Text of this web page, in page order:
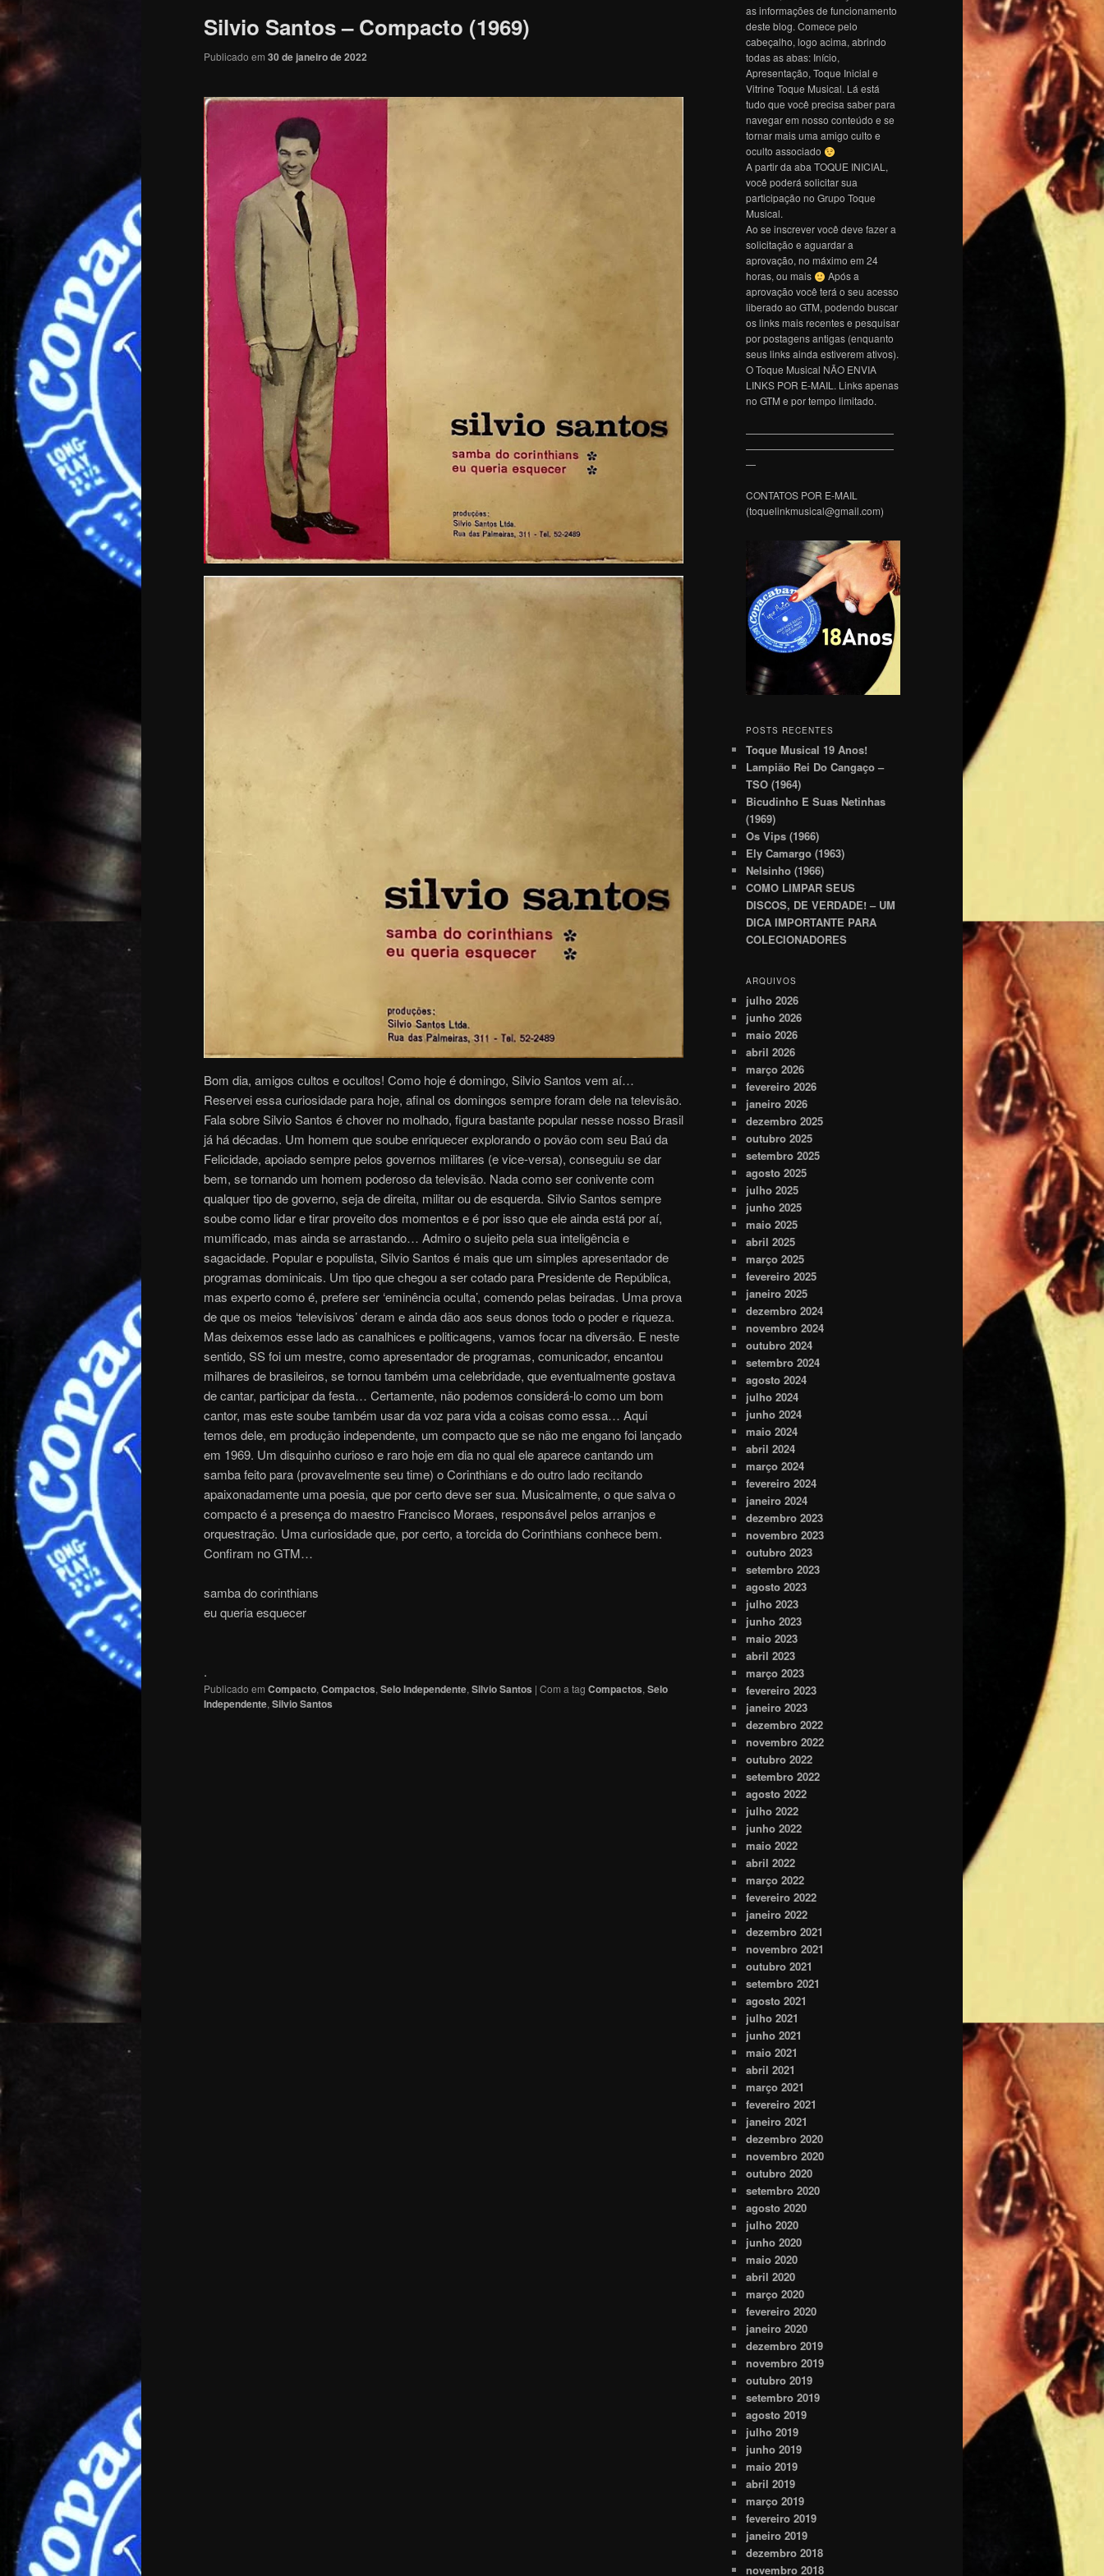
Silvio Santos – Compacto (1969)
Publicado em 30 de janeiro de 2022
Bom dia, amigos cultos e ocultos! Como hoje é domingo, Silvio Santos vem aí…
Reservei essa curiosidade para hoje, afinal os domingos sempre foram dele na televisão.
Fala sobre Silvio Santos é chover no molhado, figura bastante popular nesse nosso Brasil
já há décadas. Um homem que soube enriquecer explorando o povão com seu Baú da
Felicidade, apoiado sempre pelos governos militares (e vice-versa), conseguiu se dar
bem, se tornando um homem poderoso da televisão. Nada como ser conivente com
qualquer tipo de governo, seja de direita, militar ou de esquerda. Silvio Santos sempre
soube como lidar e tirar proveito dos momentos e é por isso que ele ainda está por aí,
mumificado, mas ainda se arrastando… Admiro o sujeito pela sua inteligência e
sagacidade. Popular e populista, Silvio Santos é mais que um simples apresentador de
programas dominicais. Um tipo que chegou a ser cotado para Presidente de República,
mas experto como é, prefere ser ‘eminência oculta’, comendo pelas beiradas. Uma prova
de que os meios ‘televisivos’ deram e ainda dão aos seus donos todo o poder e riqueza.
Mas deixemos esse lado as canalhices e politicagens, vamos focar na diversão. E neste
sentido, SS foi um mestre, como apresentador de programas, comunicador, encantou
milhares de brasileiros, se tornou também uma celebridade, que eventualmente gostava
de cantar, participar da festa… Certamente, não podemos considerá-lo como um bom
cantor, mas este soube também usar da voz para vida a coisas como essa… Aqui
temos dele, em produção independente, um compacto que se não me engano foi lançado
em 1969. Um disquinho curioso e raro hoje em dia no qual ele aparece cantando um
samba feito para (provavelmente seu time) o Corinthians e do outro lado recitando
apaixonadamente uma poesia, que por certo deve ser sua. Musicalmente, o que salva o
compacto é a presença do maestro Francisco Moraes, responsável pelos arranjos e
orquestração. Uma curiosidade que, por certo, a torcida do Corinthians conhece bem.
Confiram no GTM…
samba do corinthians
eu queria esquecer
.
Publicado em Compacto, Compactos, Selo Independente, Silvio Santos | Com a tag Compactos, Selo
Independente, Silvio Santos
as informações de funcionamento
deste blog. Comece pelo
cabeçalho, logo acima, abrindo
todas as abas: Início,
Apresentação, Toque Inicial e
Vitrine Toque Musical. Lá está
tudo que você precisa saber para
navegar em nosso conteúdo e se
tornar mais uma amigo culto e
oculto associado
A partir da aba TOQUE INICIAL,
você poderá solicitar sua
participação no Grupo Toque
Musical.
Ao se inscrever você deve fazer a
solicitação e aguardar a
aprovação, no máximo em 24
horas, ou mais
Após a
aprovação você terá o seu acesso
liberado ao GTM, podendo buscar
os links mais recentes e pesquisar
por postagens antigas (enquanto
seus links ainda estiverem ativos).
O Toque Musical NÃO ENVIA
LINKS POR E-MAIL. Links apenas
no GTM e por tempo limitado.
———————————————
———————————————
—
CONTATOS POR E-MAIL
(toquelinkmusical@gmail.com)
POSTS RECENTES
Toque Musical 19 Anos!
Lampião Rei Do Cangaço –
TSO (1964)
Bicudinho E Suas Netinhas
(1969)
Os Vips (1966)
Ely Camargo (1963)
Nelsinho (1966)
COMO LIMPAR SEUS
DISCOS, DE VERDADE! – UM
DICA IMPORTANTE PARA
COLECIONADORES
ARQUIVOS
julho 2026
junho 2026
maio 2026
abril 2026
março 2026
fevereiro 2026
janeiro 2026
dezembro 2025
outubro 2025
setembro 2025
agosto 2025
julho 2025
junho 2025
maio 2025
abril 2025
março 2025
fevereiro 2025
janeiro 2025
dezembro 2024
novembro 2024
outubro 2024
setembro 2024
agosto 2024
julho 2024
junho 2024
maio 2024
abril 2024
março 2024
fevereiro 2024
janeiro 2024
dezembro 2023
novembro 2023
outubro 2023
setembro 2023
agosto 2023
julho 2023
junho 2023
maio 2023
abril 2023
março 2023
fevereiro 2023
janeiro 2023
dezembro 2022
novembro 2022
outubro 2022
setembro 2022
agosto 2022
julho 2022
junho 2022
maio 2022
abril 2022
março 2022
fevereiro 2022
janeiro 2022
dezembro 2021
novembro 2021
outubro 2021
setembro 2021
agosto 2021
julho 2021
junho 2021
maio 2021
abril 2021
março 2021
fevereiro 2021
janeiro 2021
dezembro 2020
novembro 2020
outubro 2020
setembro 2020
agosto 2020
julho 2020
junho 2020
maio 2020
abril 2020
março 2020
fevereiro 2020
janeiro 2020
dezembro 2019
novembro 2019
outubro 2019
setembro 2019
agosto 2019
julho 2019
junho 2019
maio 2019
abril 2019
março 2019
fevereiro 2019
janeiro 2019
dezembro 2018
novembro 2018